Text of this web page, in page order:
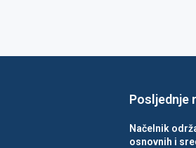
Posljednje
Načelnik
osnovnih i